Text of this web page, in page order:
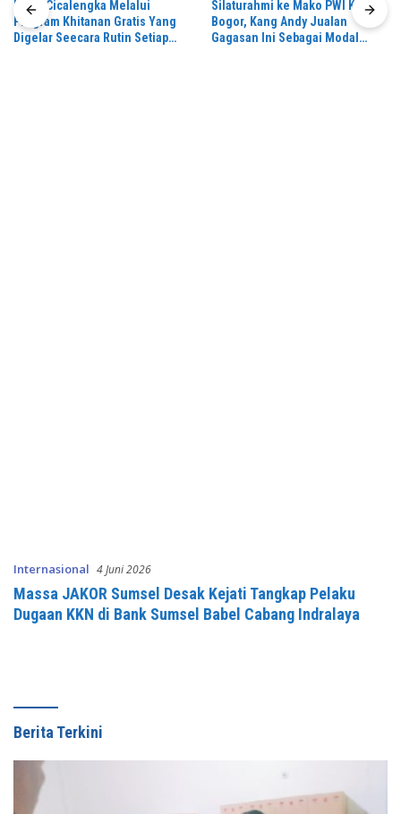
RSUD Cicalengka Melalui
Program Khitanan Gratis Yang
Digelar Seecara Rutin Setiap
Silaturahmi ke Mako PWI Kota
Bogor, Kang Andy Jualan
Gagasan Ini Sebagai Modal
Internasional 4 Juni 2026
Massa JAKOR Sumsel Desak Kejati Tangkap Pelaku
Dugaan KKN di Bank Sumsel Babel Cabang Indralaya
Berita Terkini